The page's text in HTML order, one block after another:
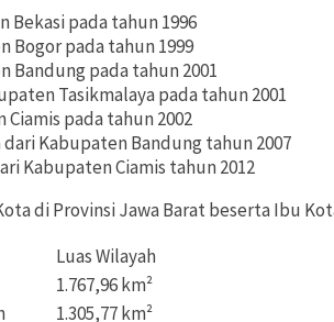
Bekasi pada tahun 1996
Bogor pada tahun 1999
Bandung pada tahun 2001
Tasikmalaya pada tahun 2001
pada tahun 2002
Kabupaten Bandung tahun 2007
Kabupaten Ciamis tahun 2012
di Provinsi Jawa Barat beserta Ibu
Luas Wilayah
1.767,96 km²
1.305,77 km²